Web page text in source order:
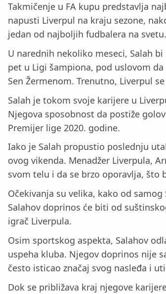
Takmičenje u FA kupu predstavlja
napusti Liverpul na kraju sezone,
jedan od najboljih fudbalera na
U narednih nekoliko meseci, Salah
pet u Ligi šampiona, pod uslovom
Sen Žermenom. Trenutno, Liverpul
Salah je tokom svoje karijere u
Njegova sposobnost da postiže
Premijer lige 2020. godine.
Iako je Salah propustio poslednju
ovog vikenda. Menadžer Liverpula,
svom telu i da se brzo oporavlja,
Očekivanja su velika, kako od
Salahov doprinos će biti od
igrač Liverpula.
Osim sportskog aspekta, Salahov
uspeha kluba. Njegov doprinos nije
često isticao značaj svog nasleđa i
Dok se približava kraj njegove